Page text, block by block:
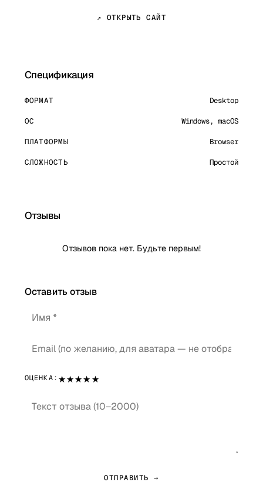
↗ ОТКРЫТЬ САЙТ
Спецификация
ФОРМАТ Desktop
ОС Windows, macOS
ПЛАТФОРМЫ Browser
СЛОЖНОСТЬ Простой
Отзывы
Отзывов пока нет. Будьте первым!
Оставить отзыв
ОЦЕНКА: ★★★★★
ОТПРАВИТЬ →